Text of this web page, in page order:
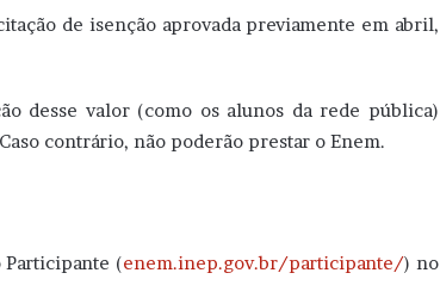
de isenção aprovada previamente em abril,
desse valor (como os alunos da rede pública)
contrário, não poderão prestar o Enem.
Participante (enem.inep.gov.br/participante/) no